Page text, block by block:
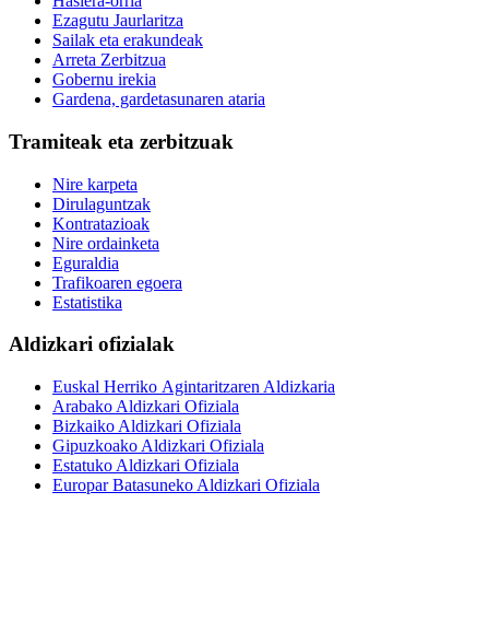
Ezagutu Jaurlaritza
Sailak eta erakundeak
Arreta Zerbitzua
Gobernu irekia
Gardena, gardetasunaren ataria
Tramiteak eta zerbitzuak
Nire karpeta
Dirulaguntzak
Kontratazioak
Nire ordainketa
Eguraldia
Trafikoaren egoera
Estatistika
Aldizkari ofizialak
Euskal Herriko Agintaritzaren Aldizkaria
Arabako Aldizkari Ofiziala
Bizkaiko Aldizkari Ofiziala
Gipuzkoako Aldizkari Ofiziala
Estatuko Aldizkari Ofiziala
Europar Batasuneko Aldizkari Ofiziala